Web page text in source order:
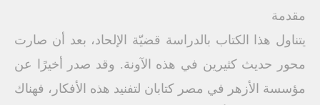
مقدمة
يتناول هذا الكتاب بالدراسة قضيّة الإلحاد، بعد أن صارت
محور حديث كثيرين في هذه الآونة. وقد صدر أخيرًا عن
مؤسسة الأزهر في مصر کتابان لتفنيد هذه الأفكار، فهناك